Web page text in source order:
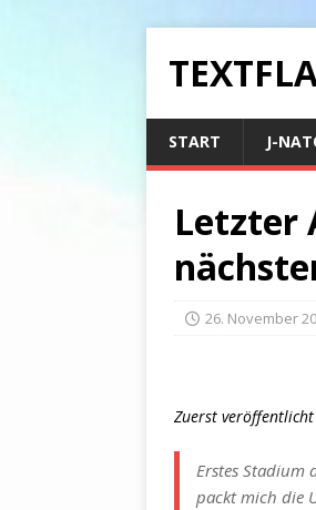
START J-
Letzter
26. November
Zuerst
Erstes Stadium
packt mich die